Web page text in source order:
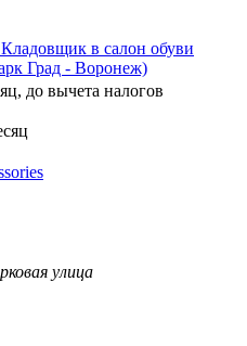
в салон обуви
Град - Воронеж)
до вычета налогов
улица